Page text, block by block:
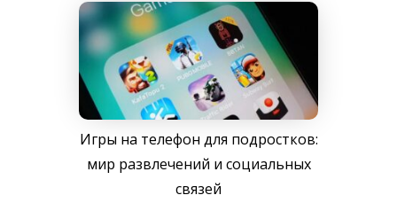
Игры на телефон для подростков:
мир развлечений и социальных
связей